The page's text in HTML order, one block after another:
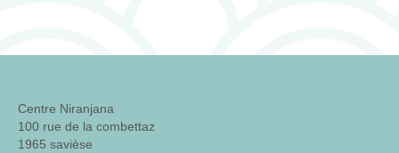
Centre Niranjana
100 rue de la combettaz
1965 savièse